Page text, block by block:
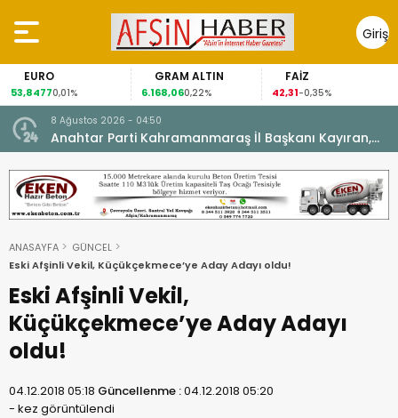
Giriş
Yap
EURO
53,84770,01%
GRAM ALTIN
6.168,060,22%
FAİZ
42,31-0,35%
8 Ağustos 2026 - 04:50
Anahtar Parti Kahramanmaraş İl Başkanı Kayıran,
Afşin Teşkilatı ile buluştu.
ANASAYFA
GÜNCEL
Eski Afşinli Vekil, Küçükçekmece’ye Aday Adayı oldu!
Eski Afşinli Vekil,
Küçükçekmece’ye Aday Adayı
oldu!
04.12.2018 05:18 Güncellenme :04.12.2018 05:20
- kez görüntülendi